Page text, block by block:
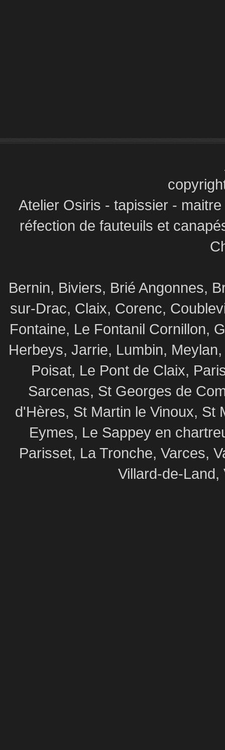
Atelier Osiris - tapissier -
réfection de fauteuils et
Bernin, Biviers, Brié Angonnes,
sur-Drac, Claix, Corenc,
Fontaine, Le Fontanil Cornillon,
Herbeys, Jarrie, Lumbin,
Poisat, Le Pont de Claix,
Sarcenas, St Georges de
d'Hères, St Martin le Vinoux, St
Eymes, Le Sappey en
Parisset, La Tronche, Varces,
Villard-de-Land,